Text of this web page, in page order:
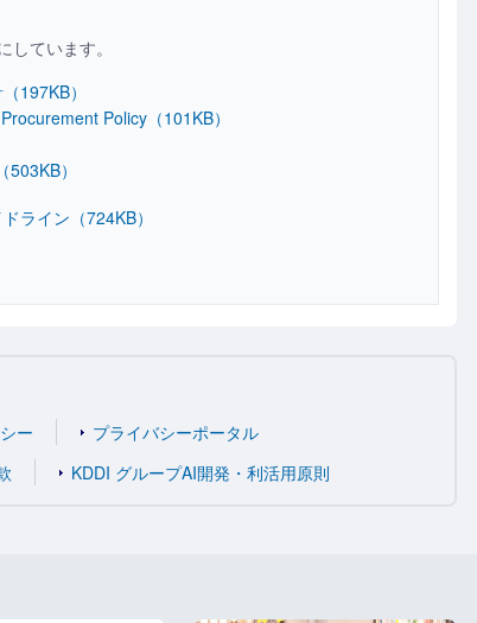
ています。
（197KB）
Policy （101KB）
（503KB）
ライン （724KB）
ー
プライバシーポータル
KDDI グループAI開発・利活用原則